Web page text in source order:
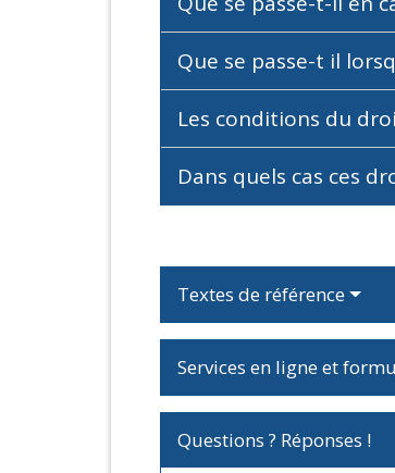
Que se passe-t il
Les conditions du
Dans quels cas ces
Textes de référence
Services en ligne et
Questions ? Réponses !